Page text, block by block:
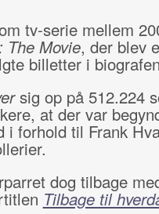
tv-serie mellem
The Movie, der blev
billetter i
sig op på 512.224
at der var
forhold til Frank
dog tilbage
Tilbage til